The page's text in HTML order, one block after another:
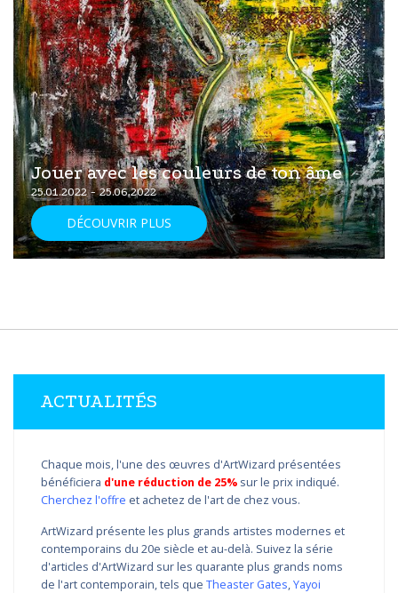
Jouer avec les couleurs de ton âme
25.01.2022 - 25.06.2022
DÉCOUVRIR PLUS
ACTUALITÉS
Chaque mois, l'une des œuvres d'ArtWizard présentées
bénéficiera d'une réduction de 25% sur le prix indiqué.
Cherchez l'offre et achetez de l'art de chez vous.
ArtWizard présente les plus grands artistes modernes et
contemporains du 20e siècle et au-delà. Suivez la série
d'articles d'ArtWizard sur les quarante plus grands noms
de l'art contemporain, tels que Theaster Gates,Yayoi